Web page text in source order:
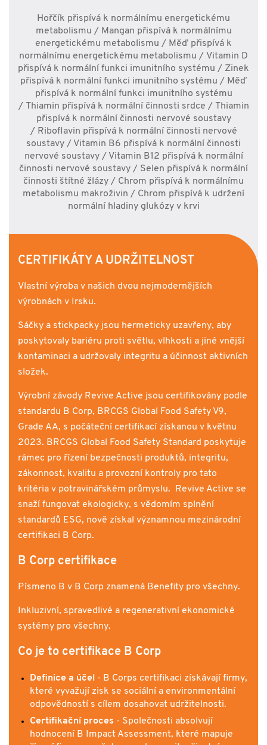
Hořčík přispívá k normálnímu energetickému
metabolismu / Mangan přispívá k normálnímu
energetickému metabolismu / Měď přispívá k
normálnímu energetickému metabolismu / Vitamin D
přispívá k normální funkci imunitního systému / Zinek
přispívá k normální funkci imunitního systému / Měď
přispívá k normální funkci imunitního systému
/ Thiamin přispívá k normální činnosti srdce / Thiamin
přispívá k normální činnosti nervové soustavy
/ Riboflavin přispívá k normální činnosti nervové
soustavy / Vitamin B6 přispívá k normální činnosti
nervové soustavy / Vitamin B12 přispívá k normální
činnosti nervové soustavy / Selen přispívá k normální
činnosti štítné žlázy / Chrom přispívá k normálnímu
metabolismu makroživin / Chrom přispívá k udržení
normální hladiny glukózy v krvi
CERTIFIKÁTY A UDRŽITELNOST
Vlastní výroba v našich dvou nejmodernějších
výrobnách v Irsku.​
Sáčky a stickpacky jsou hermeticky uzavřeny, aby
poskytovaly bariéru proti světlu, vlhkosti a jiné vnější
kontaminaci a udržovaly integritu a účinnost aktivních
složek.​ ​
Výrobní závody Revive Active jsou certifikovány podle
standardu B Corp, BRCGS Global Food Safety V9,
Grade AA, s počáteční certifikací získanou v květnu
2023. BRCGS Global Food Safety Standard poskytuje
rámec pro řízení bezpečnosti produktů,​ integritu,
zákonnost, kvalitu a provozní kontroly pro tato
kritéria v potravinářském průmyslu.​ Revive Active se
snaží fungovat ekologicky, s vědomím splnění
standardů ESG, nově získal významnou mezinárodní
certifikaci B Corp.
B Corp certifikace
Písmeno B v B Corp znamená Benefity pro všechny.
Inkluzivní, spravedlivé a regenerativní ekonomické
systémy pro všechny.
Co je to certifikace B Corp
Definice a účel - B Corps certifikaci získávají firmy,
které vyvažují zisk se sociální a environmentální
odpovědností s cílem dosahovat udržitelnosti.
Certifikační proces - Společnosti absolvují
hodnocení B Impact Assessment, které mapuje